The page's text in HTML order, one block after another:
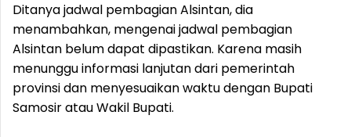
Ditanya jadwal pembagian Alsintan, dia
menambahkan, mengenai jadwal pembagian
Alsintan belum dapat dipastikan. Karena masih
menunggu informasi lanjutan dari pemerintah
provinsi dan menyesuaikan waktu dengan Bupati
Samosir atau Wakil Bupati.